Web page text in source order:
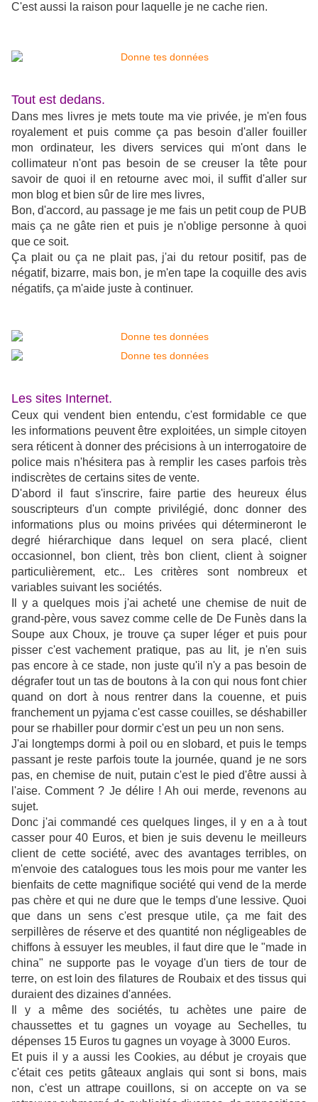
C'est aussi la raison pour laquelle je ne cache rien.
Tout est dedans.
Dans mes livres je mets toute ma vie privée, je m'en fous
royalement et puis comme ça pas besoin d'aller fouiller
mon ordinateur, les divers services qui m'ont dans le
collimateur n'ont pas besoin de se creuser la tête pour
savoir de quoi il en retourne avec moi, il suffit d'aller sur
mon blog et bien sûr de lire mes livres,
Bon, d'accord, au passage je me fais un petit coup de PUB
mais ça ne gâte rien et puis je n'oblige personne à quoi
que ce soit.
Ça plait ou ça ne plait pas, j'ai du retour positif, pas de
négatif, bizarre, mais bon, je m'en tape la coquille des avis
négatifs, ça m'aide juste à continuer.
Les sites Internet.
Ceux qui vendent bien entendu, c'est formidable ce que
les informations peuvent être exploitées, un simple citoyen
sera réticent à donner des précisions à un interrogatoire de
police mais n'hésitera pas à remplir les cases parfois très
indiscrètes de certains sites de vente.
D'abord il faut s'inscrire, faire partie des heureux élus
souscripteurs d'un compte privilégié, donc donner des
informations plus ou moins privées qui détermineront le
degré hiérarchique dans lequel on sera placé, client
occasionnel, bon client, très bon client, client à soigner
particulièrement, etc.. Les critères sont nombreux et
variables suivant les sociétés.
Il y a quelques mois j'ai acheté une chemise de nuit de
grand-père, vous savez comme celle de De Funès dans la
Soupe aux Choux, je trouve ça super léger et puis pour
pisser c'est vachement pratique, pas au lit, je n'en suis
pas encore à ce stade, non juste qu'il n'y a pas besoin de
dégrafer tout un tas de boutons à la con qui nous font chier
quand on dort à nous rentrer dans la couenne, et puis
franchement un pyjama c'est casse couilles, se déshabiller
pour se rhabiller pour dormir c'est un peu un non sens.
J'ai longtemps dormi à poil ou en slobard, et puis le temps
passant je reste parfois toute la journée, quand je ne sors
pas, en chemise de nuit, putain c'est le pied d'être aussi à
l'aise. Comment ? Je délire ! Ah oui merde, revenons au
sujet.
Donc j'ai commandé ces quelques linges, il y en a à tout
casser pour 40 Euros, et bien je suis devenu le meilleurs
client de cette société, avec des avantages terribles, on
m'envoie des catalogues tous les mois pour me vanter les
bienfaits de cette magnifique société qui vend de la merde
pas chère et qui ne dure que le temps d'une lessive. Quoi
que dans un sens c'est presque utile, ça me fait des
serpillères de réserve et des quantité non négligeables de
chiffons à essuyer les meubles, il faut dire que le "made in
china" ne supporte pas le voyage d'un tiers de tour de
terre, on est loin des filatures de Roubaix et des tissus qui
duraient des dizaines d'années.
Il y a même des sociétés, tu achètes une paire de
chaussettes et tu gagnes un voyage au Sechelles, tu
dépenses 15 Euros tu gagnes un voyage à 3000 Euros.
Et puis il y a aussi les Cookies, au début je croyais que
c'était ces petits gâteaux anglais qui sont si bons, mais
non, c'est un attrape couillons, si on accepte on va se